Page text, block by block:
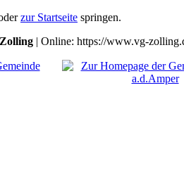
zur Startseite springen.
| Online: https://www.vg-